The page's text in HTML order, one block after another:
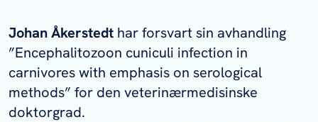
Johan Åkerstedt har forsvart sin avhandling
”Encephalitozoon cuniculi infection in
carnivores with emphasis on serological
methods” for den veterinærmedisinske
doktorgrad.